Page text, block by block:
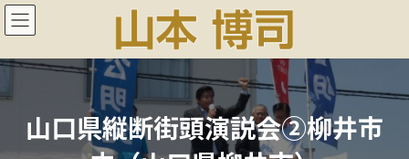
コ
ン
ン
へ
ッ
ナ
ビ
ー
ョ
移
山口県縦断街頭演説会②柳井市